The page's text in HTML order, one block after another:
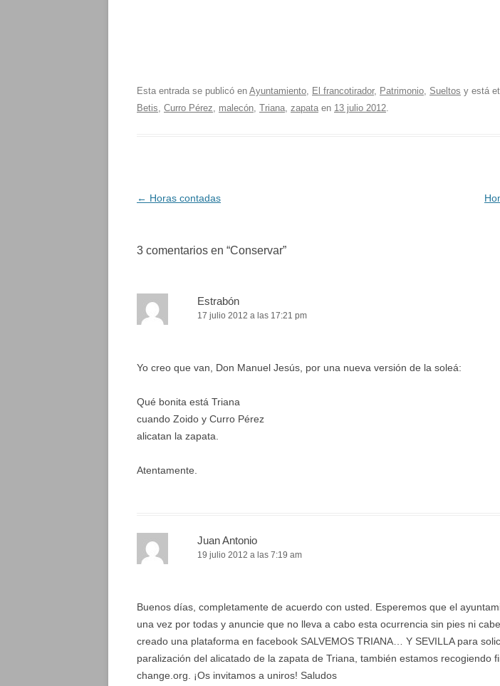
Esta entrada se publicó en Ayuntamiento, El francotirador, Patrimonio, Sueltos y está
Betis, Curro Pérez, malecón, Triana, zapata en 13 julio 2012.
Navegación
← Horas contadas
3 comentarios en “Conservar”
Estrabón
17 julio 2012 a las 17:21 pm
Yo creo que van, Don Manuel Jesús, por una nueva versión de la soleá:
Qué bonita está Triana
cuando Zoido y Curro Pérez
alicatan la zapata.
Atentamente.
Juan Antonio
19 julio 2012 a las 7:19 am
Buenos días, completamente de acuerdo con usted. Esperemos que el
una vez por todas y anuncie que no lleva a cabo esta ocurrencia sin pies ni
creado una plataforma en facebook SALVEMOS TRIANA… Y SEVILLA para
paralización del alicatado de la zapata de Triana, también estamos recogiendo
change.org. ¡Os invitamos a uniros! Saludos